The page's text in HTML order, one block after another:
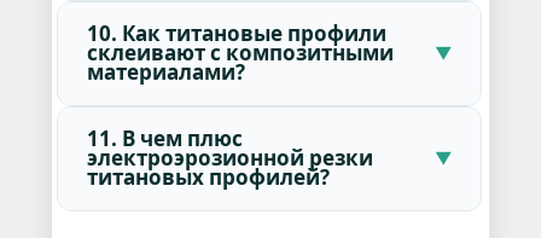
10. Как титановые профили
склеивают с композитными
материалами?
11. В чем плюс
электроэрозионной резки
титановых профилей?